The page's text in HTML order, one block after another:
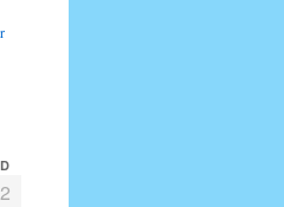
D
2